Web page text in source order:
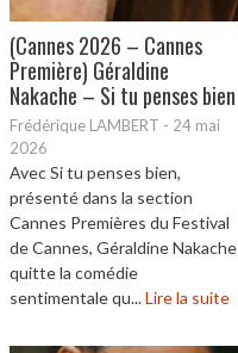
(Cannes 2026 – Cannes
Première) Géraldine
Nakache – Si tu penses bien
Frédérique LAMBERT - 24 mai
2026
Avec Si tu penses bien,
présenté dans la section
Cannes Premières du Festival
de Cannes, Géraldine Nakache
quitte la comédie
sentimentale qu...Lire la suite